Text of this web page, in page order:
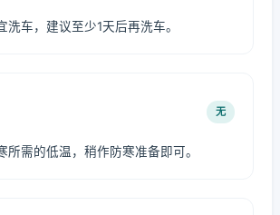
洗车，建议至少1天后再洗车。
无
所需的低温，稍作防寒准备即可。